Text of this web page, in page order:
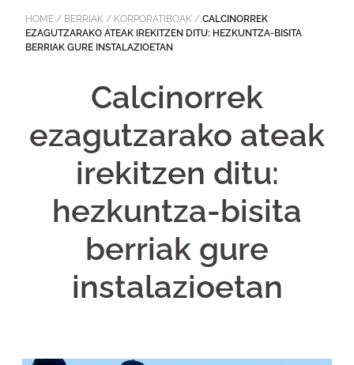
HOME/ BERRIAK/ KORPORATIBOAK/ CALCINORREK
EZAGUTZARAKO ATEAK IREKITZEN DITU: HEZKUNTZA-BISITA
BERRIAK GURE INSTALAZIOETAN
Calcinorrek
ezagutzarako ateak
irekitzen ditu:
hezkuntza-bisita
berriak gure
instalazioetan